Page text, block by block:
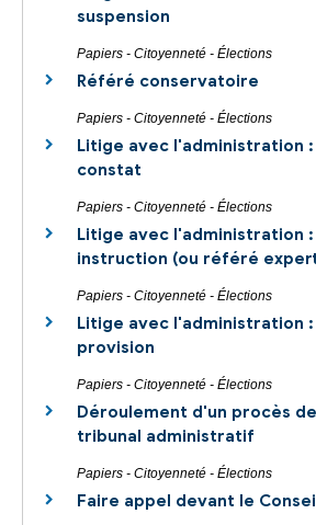
suspension
Papiers - Citoyenneté - Élections
Référé conservatoire
Papiers - Citoyenneté - Élections
Litige avec l'administration
constat
Papiers - Citoyenneté - Élections
Litige avec l'administration
instruction (ou référé
Papiers - Citoyenneté - Élections
Litige avec l'administration
provision
Papiers - Citoyenneté - Élections
Déroulement d'un procès
tribunal administratif
Papiers - Citoyenneté - Élections
Faire appel devant le